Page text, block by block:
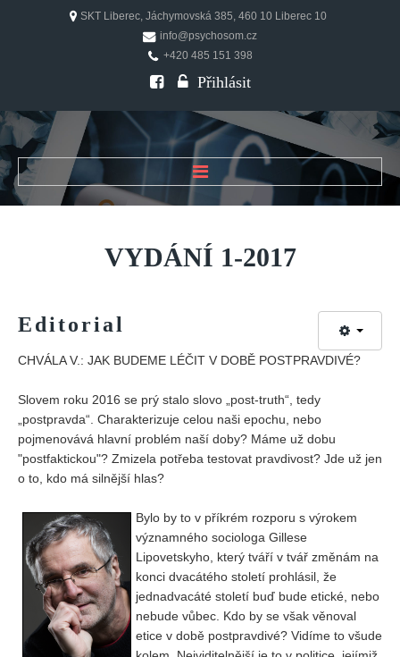
SKT Liberec, Jáchymovská 385, 460 10 Liberec 10
info@psychosom.cz
+420 485 151 398
Přihlásit
ÚVOD
O ČASOPISU
Historie
Doporučení
Vydání 1/ 2026
Vydání 3/ 2025
Vydání 2/ 2025
Vydání 3-4/ 2024
Vydání 1-2/ 2024
Vydání 3-4/ 2023
Vydání 1-2/ 2023
Vydání 1-2/ 2022
VYDÁNÍ 1-2017
Editorial
CHVÁLA V.: JAK BUDEME LÉČIT V DOBĚ POSTPRAVDIVÉ?
Slovem roku 2016 se prý stalo slovo „post-truth“, tedy
„postpravda“. Charakterizuje celou naši epochu, nebo
pojmenovává hlavní problém naší doby? Máme už dobu
"postfaktickou"? Zmizela potřeba testovat pravdivost? Jde už jen
o to, kdo má silnější hlas?
Bylo by to v příkrém rozporu s výrokem
významného sociologa Gillese
Lipovetskyho, který tváří v tvář změnám na
konci dvacátého století prohlásil, že
jednadvacáté století buď bude etické, nebo
nebude vůbec. Kdo by se však věnoval
etice v době postpravdivé? Vidíme to všude